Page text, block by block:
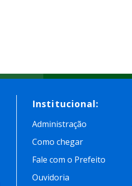
Institucional:
Administração
Como chegar
Fale com o Prefeito
Ouvidoria